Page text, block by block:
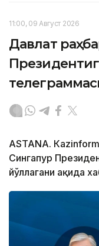
11:00, 09 Август 2026
Давлат
ASTANА.
Сингапур
йўллагани ҳақида